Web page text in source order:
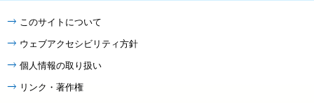
このサイトについて
ウェブアクセシビリティ方針
個人情報の取り扱い
リンク・著作権